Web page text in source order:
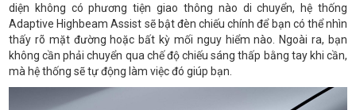
diện không có phương tiện giao thông nào di chuyển, hệ thống
Adaptive Highbeam Assist sẽ bật đèn chiếu chính để bạn có thể nhìn
thấy rõ mặt đường hoặc bất kỳ mối nguy hiểm nào. Ngoài ra, bạn
không cần phải chuyển qua chế độ chiếu sáng thấp bằng tay khi cần,
mà hệ thống sẽ tự động làm việc đó giúp bạn.